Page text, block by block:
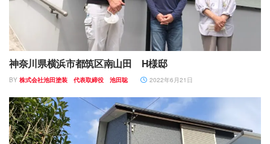
神奈川県横浜市都筑区南山田 H様邸
BY 株式会社池田塗装 代表取締役 池田聡 2022年6月21日